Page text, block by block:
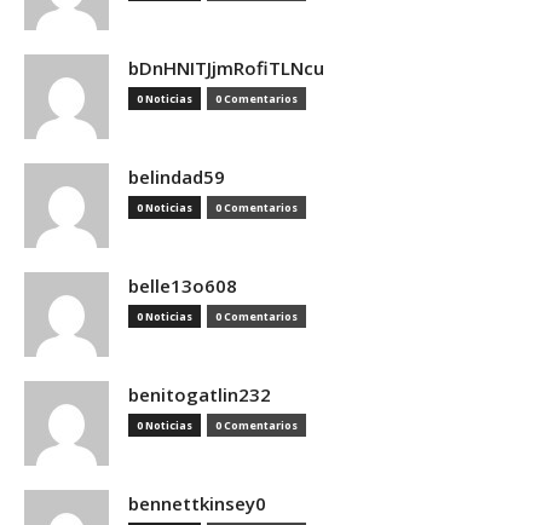
bDnHNITJjmRofiTLNcu
0 Noticias 0 Comentarios
belindad59
0 Noticias 0 Comentarios
belle13o608
0 Noticias 0 Comentarios
benitogatlin232
0 Noticias 0 Comentarios
bennettkinsey0